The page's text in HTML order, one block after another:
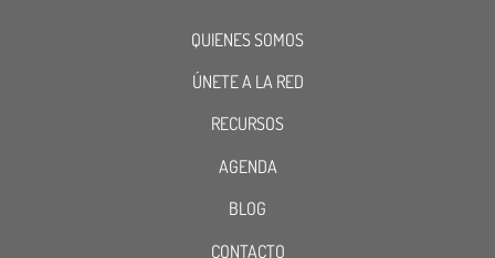
QUIENES SOMOS
ÚNETE A LA RED
RECURSOS
AGENDA
BLOG
CONTACTO